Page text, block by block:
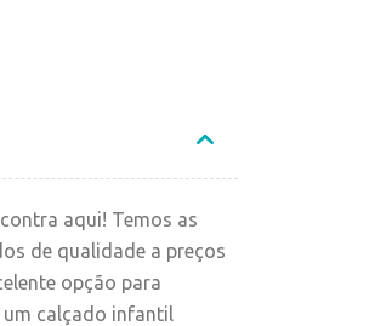
aqui! Temos as
de qualidade a preços
opção para
um calçado infantil